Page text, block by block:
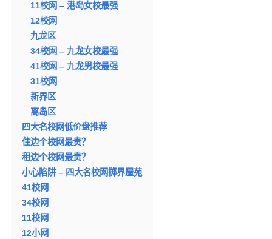
11校网 – 港岛女校最强
12校网
九龙区
34校网 – 九龙女校最强
41校网 – 九龙男校最强
31校网
新界区
离岛区
四大名校网低价盘推荐
住边个校网最贵？
租边个校网最贵？
小心陷阱 – 四大名校网掷界屋苑
41校网
34校网
11校网
12小网